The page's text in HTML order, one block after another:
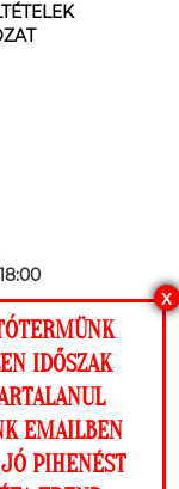
a
MNB engedély
X
IDŐSZAK
EMAILBEN
PIHENÉST